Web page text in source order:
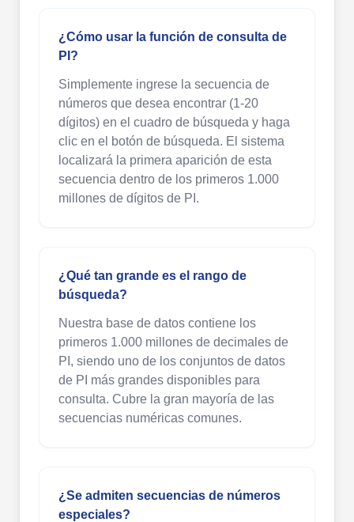
¿Cómo usar la función de consulta de
PI?
Simplemente ingrese la secuencia de
números que desea encontrar (1-20
dígitos) en el cuadro de búsqueda y haga
clic en el botón de búsqueda. El sistema
localizará la primera aparición de esta
secuencia dentro de los primeros 1.000
millones de dígitos de PI.
¿Qué tan grande es el rango de
búsqueda?
Nuestra base de datos contiene los
primeros 1.000 millones de decimales de
PI, siendo uno de los conjuntos de datos
de PI más grandes disponibles para
consulta. Cubre la gran mayoría de las
secuencias numéricas comunes.
¿Se admiten secuencias de números
especiales?